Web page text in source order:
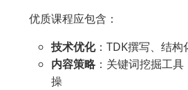
优质课程应包含：
技术优化：TDK撰写、结
内容策略：关键词挖掘工
操